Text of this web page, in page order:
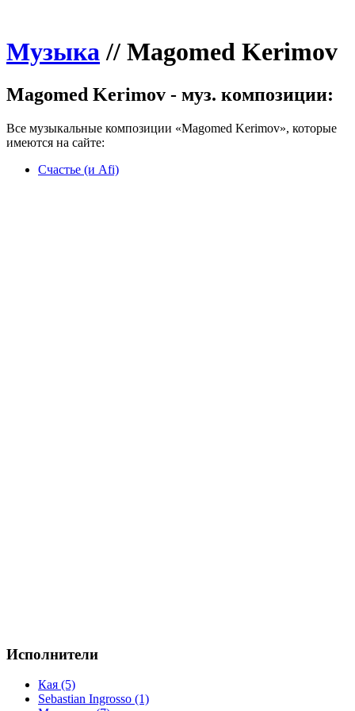
Музыка// Magomed Kerimov
Magomed Kerimov - муз. композиции:
Все музыкальные композиции «Magomed Kerimov», которые
имеются на сайте:
Счастье (и Afi)
Исполнители
Кая (5)
Sebastian Ingrosso (1)